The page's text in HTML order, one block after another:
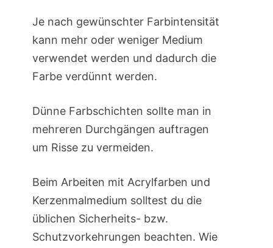
Je nach gewünschter Farbintensität
kann mehr oder weniger Medium
verwendet werden und dadurch die
Farbe verdünnt werden.
Dünne Farbschichten sollte man in
mehreren Durchgängen auftragen
um Risse zu vermeiden.
Beim Arbeiten mit Acrylfarben und
Kerzenmalmedium solltest du die
üblichen Sicherheits- bzw.
Schutzvorkehrungen beachten. Wie